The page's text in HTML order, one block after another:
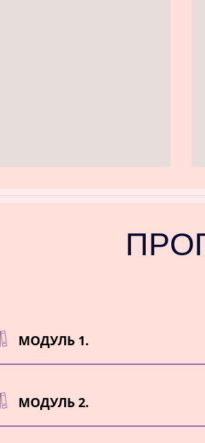
МОДУЛЬ 1.
МОДУЛЬ 2.